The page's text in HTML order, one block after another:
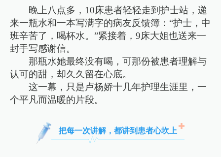
晚上八点多，10床患者轻轻走到护士站，递
来一瓶水和一本写满字的病友反馈簿：“护士，中
班辛苦了，喝杯水。”紧接着，9床大姐也送来一
封手写感谢信。
那瓶水她最终没有喝，可那份被患者理解与
认可的甜，却久久留在心底。
这一幕，只是卢杨娇十几年护理生涯里，一
个平凡而温暖的片段。
把每一次讲解，都讲到患者心坎上